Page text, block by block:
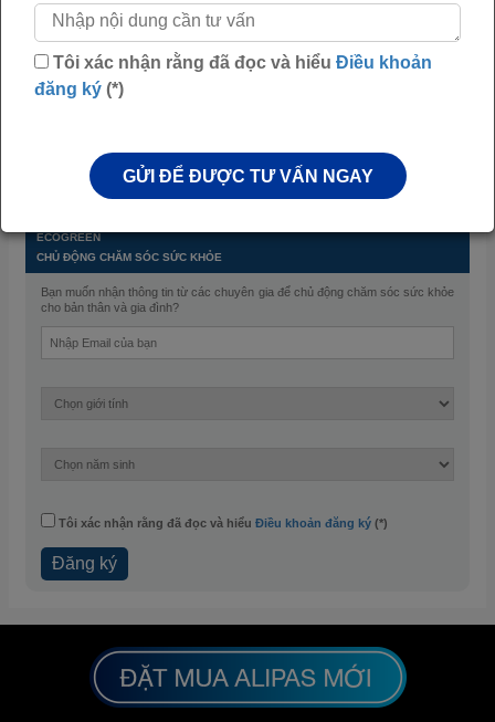
Trừ khi có tuyên bố khác, mọi thông tin và hình
ảnh trên Website này được bảo vệ bởi quyền tác
giả của Eco Pharma. Người dùng không được tự
ý sao chép bằng bất kỳ hình thức nào nếu không
Pharma.
ECOGREEN
-CHỦ ĐỘNG CHĂM SÓC SỨC KHỎE
Bạn muốn nhận thông tin từ các chuyên gia để chủ động chăm sóc sức khỏe
cho bản thân và gia đình?
Tôi xác nhận rằng đã đọc và hiểu Điều khoản đăng ký (*)
Tôi xác nhận rằng đã đọc và hiểu Điều khoản
đăng ký (*)
GỬI ĐỂ ĐƯỢC TƯ VẤN NGAY